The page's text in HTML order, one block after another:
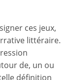
ces jeux,
littéraire.
de, un ou
définition